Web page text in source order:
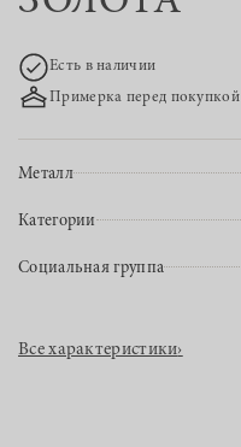
Есть в наличии
Примерка перед покупкой
Металл
Категории
Социальная группа
Все характеристики›